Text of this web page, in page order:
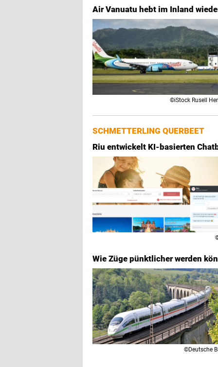
Air Vanuatu hebt im Inland
©iStock Rusell
SCHMETTERLING QUERBEET
Riu entwickelt KI-basierten
Wie Züge pünktlicher werden
©Deutsche